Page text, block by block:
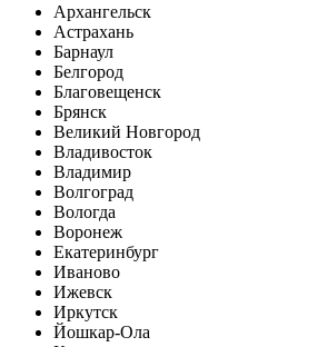
Архангельск
Астрахань
Барнаул
Белгород
Благовещенск
Брянск
Великий Новгород
Владивосток
Владимир
Волгоград
Вологда
Воронеж
Екатеринбург
Иваново
Ижевск
Иркутск
Йошкар-Ола